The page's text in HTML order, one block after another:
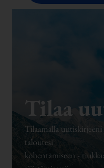
Tilaa
Tilaamalla
taloutesi
kohentamiseen -